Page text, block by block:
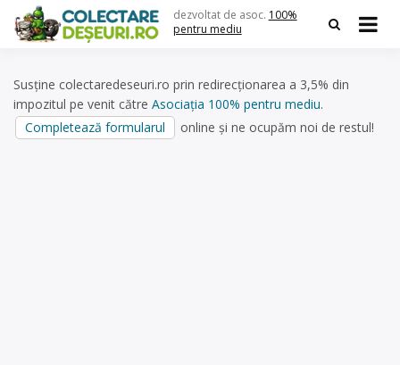
content
dezvoltat de asoc. 100%
pentru mediu
Susține colectaredeseuri.ro prin redirecționarea a 3,5% din
impozitul pe venit către Asociația 100% pentru mediu.
Completează formularul
online și ne ocupăm noi de restul!